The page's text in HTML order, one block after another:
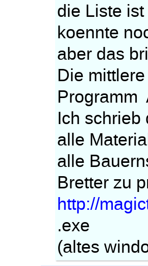
die Liste
koennte
aber das
Die
Programm
Ich schrieb
alle
alle
Bretter zu
http://
.exe
(altes